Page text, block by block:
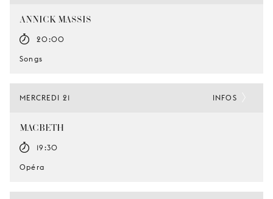
ANNICK MASSIS
20:00
Songs
MERCREDI 21
MACBETH
19:30
Opéra
INFOS